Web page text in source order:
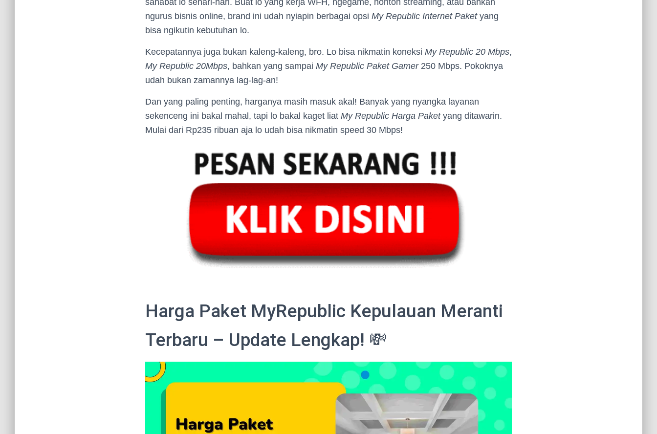
sahabat lo sehari-hari. Buat lo yang kerja WFH, ngegame, nonton streaming, atau bahkan
ngurus bisnis online, brand ini udah nyiapin berbagai opsi My Republic Internet Paketyang
bisa ngikutin kebutuhan lo.
Kecepatannya juga bukan kaleng-kaleng, bro. Lo bisa nikmatin koneksi My Republic 20 Mbps,
My Republic 20Mbps, bahkan yang sampai My Republic Paket Gamer250 Mbps. Pokoknya
udah bukan zamannya lag-lag-an!
Dan yang paling penting, harganya masih masuk akal! Banyak yang nyangka layanan
sekenceng ini bakal mahal, tapi lo bakal kaget liat My Republic Harga Paketyang ditawarin.
Mulai dari Rp235 ribuan aja lo udah bisa nikmatin speed 30 Mbps!
Harga Paket MyRepublic Kepulauan Meranti
Terbaru – Update Lengkap! 💸